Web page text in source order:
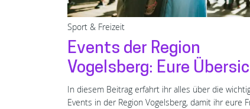
Sport & Freizeit
Events der Region
Vogelsberg: Eure
In diesem Beitrag erfahrt ihr alles über die
Events in der Region Vogelsberg, damit ihr eure